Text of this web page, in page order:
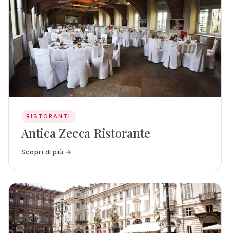
RISTORANTI
Antica Zecca Ristorante
Scopri di più →